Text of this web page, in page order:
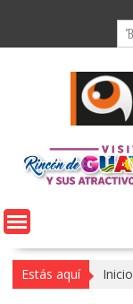
contenido
Estás aquí Inicio